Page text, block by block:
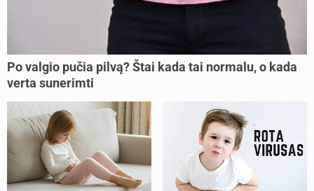
Po valgio pučia pilvą? Štai kada tai normalu, o kada
verta sunerimti